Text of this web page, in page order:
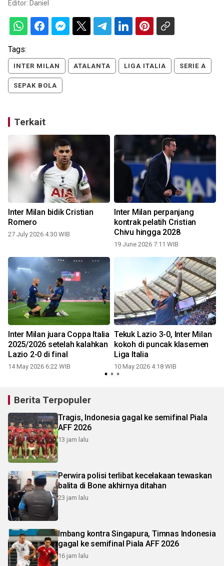
Editor: Daniel
Tags:
INTER MILAN ATALANTA LIGA ITALIA SERIE A
SEPAK BOLA
Terkait
Inter Milan bidik Cristian
Romero
27 July 2026 4:30 WIB
Inter Milan perpanjang
kontrak pelatih Cristian
Chivu hingga 2028
19 June 2026 7:11 WIB
Inter Milan juara Coppa Italia
2025/2026 setelah kalahkan
Lazio 2-0 di final
14 May 2026 6:22 WIB
Tekuk Lazio 3-0, Inter Milan
kokoh di puncak klasemen
Liga Italia
10 May 2026 4:18 WIB
Berita Terpopuler
Tragis, Indonesia gagal ke semifinal Piala
AFF 2026
13 jam lalu
Perwira polisi terlibat kecelakaan tewaskan
balita di Bone akhirnya ditahan
23 jam lalu
Imbang kontra Singapura, Timnas Indonesia
gagal ke semifinal Piala AFF 2026
16 jam lalu